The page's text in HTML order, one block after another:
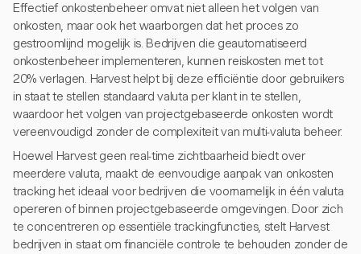
Effectief onkostenbeheer omvat niet alleen het volgen van
onkosten, maar ook het waarborgen dat het proces zo
gestroomlijnd mogelijk is. Bedrijven die geautomatiseerd
onkostenbeheer implementeren, kunnen reiskosten met tot
20% verlagen. Harvest helpt bij deze efficiëntie door gebruikers
in staat te stellen standaard valuta per klant in te stellen,
waardoor het volgen van projectgebaseerde onkosten wordt
vereenvoudigd zonder de complexiteit van multi-valuta beheer.
Hoewel Harvest geen real-time zichtbaarheid biedt over
meerdere valuta, maakt de eenvoudige aanpak van onkosten
tracking het ideaal voor bedrijven die voornamelijk in één valuta
opereren of binnen projectgebaseerde omgevingen. Door zich
te concentreren op essentiële trackingfuncties, stelt Harvest
bedrijven in staat om financiële controle te behouden zonder de